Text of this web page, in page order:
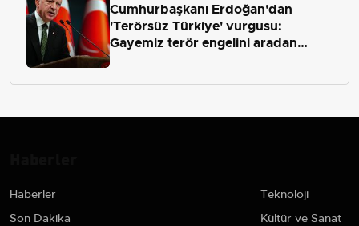
Cumhurbaşkanı Erdoğan'dan
'Terörsüz Türkiye' vurgusu:
Gayemiz terör engelini aradan
Haberler
Son Dakika
Teknoloji
Kültür ve Sanat